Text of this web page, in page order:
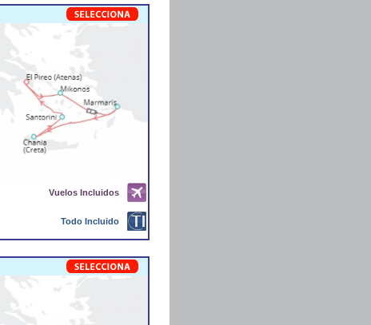
Vuelos Incluidos
Todo Incluido